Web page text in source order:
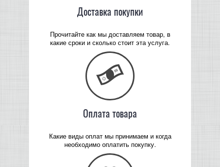
Доставка покупки
Прочитайте как мы доставляем товар, в
какие сроки и сколько стоит эта услуга.
Оплата товара
Какие виды оплат мы принимаем и когда
необходимо оплатить покупку.